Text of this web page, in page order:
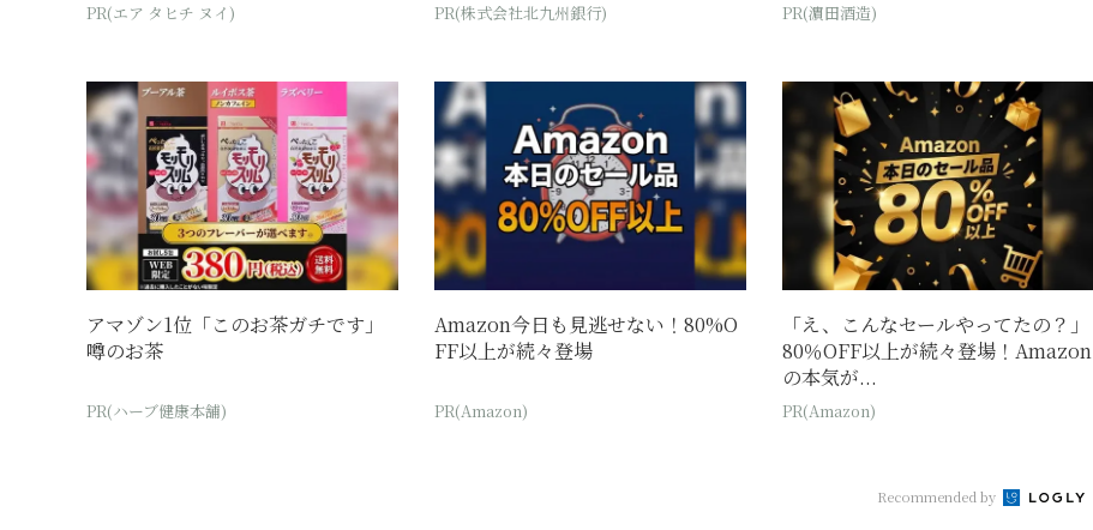
PR(エア タヒチ ヌイ) PR(株式会社北九州銀行) PR(濵田酒造)
アマゾン1位「このお茶ガチです」
噂のお茶
PR(ハーブ健康本舗)
Amazon今日も見逃せない！80%O
FF以上が続々登場
PR(Amazon)
「え、こんなセールやってたの？」
80％OFF以上が続々登場！Amazon
の本気が...
PR(Amazon)
Recommended by